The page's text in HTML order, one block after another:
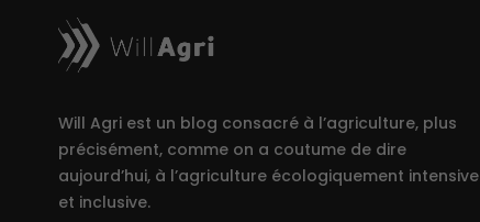
Will Agri est un blog consacré à l’agriculture, plus
précisément, comme on a coutume de dire
aujourd’hui, à l’agriculture écologiquement intensive
et inclusive.